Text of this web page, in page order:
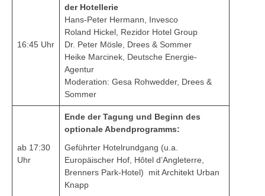
16:45 Uhr
der Hotellerie
Hans-Peter Hermann, Invesco
Roland Hickel, Rezidor Hotel Group
Dr. Peter Mösle, Drees & Sommer
Heike Marcinek, Deutsche Energie-
Agentur
Moderation: Gesa Rohwedder, Drees &
Sommer
ab 17:30
Uhr
Ende der Tagung und Beginn des
optionale Abendprogramms:
Geführter Hotelrundgang (u.a.
Europäischer Hof, Hôtel d’Angleterre,
Brenners Park-Hotel) mit Architekt Urban
Knapp